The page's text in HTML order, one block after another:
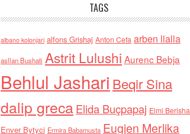
TAGS
albano kolonjari alfons Grishaj Anton Cefa arben llalla
asllan Bushati Astrit Lulushi Aurenc Bebja
Behlul Jashari Beqir Sina
dalip grecaElida Buçpapaj Elmi Berisha
Enver Bytyci Ermira Babamusta Eugjen Merlika